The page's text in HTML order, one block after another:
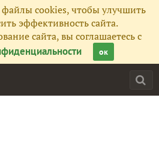
cookies, чтобы улучшить
эффективность сайта.
сайта, вы соглашаетесь с
ок